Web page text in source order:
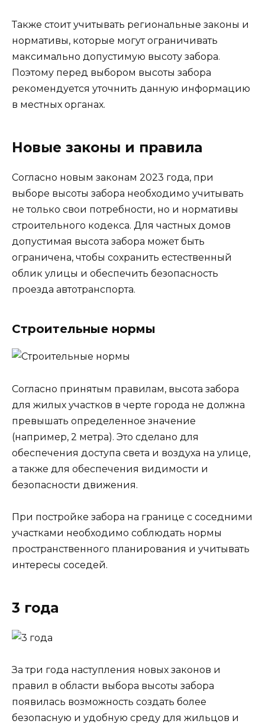
Также стоит учитывать региональные законы и
нормативы, которые могут ограничивать
максимально допустимую высоту забора.
Поэтому перед выбором высоты забора
рекомендуется уточнить данную информацию
в местных органах.
Новые законы и правила
Согласно новым законам 2023 года, при
выборе высоты забора необходимо учитывать
не только свои потребности, но и нормативы
строительного кодекса. Для частных домов
допустимая высота забора может быть
ограничена, чтобы сохранить естественный
облик улицы и обеспечить безопасность
проезда автотранспорта.
Строительные нормы
Согласно принятым правилам, высота забора
для жилых участков в черте города не должна
превышать определенное значение
(например, 2 метра). Это сделано для
обеспечения доступа света и воздуха на улице,
а также для обеспечения видимости и
безопасности движения.
При постройке забора на границе с соседними
участками необходимо соблюдать нормы
пространственного планирования и учитывать
интересы соседей.
3 года
За три года наступления новых законов и
правил в области выбора высоты забора
появилась возможность создать более
безопасную и удобную среду для жильцов и